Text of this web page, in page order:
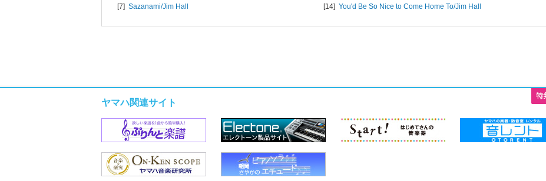
[7] Sazanami/Jim Hall
[14] You'd Be So Nice to Come Home To/Jim Hall
ヤマハ関連サイト